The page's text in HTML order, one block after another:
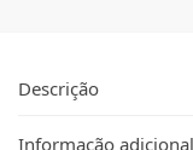
Descrição
Informação adicional